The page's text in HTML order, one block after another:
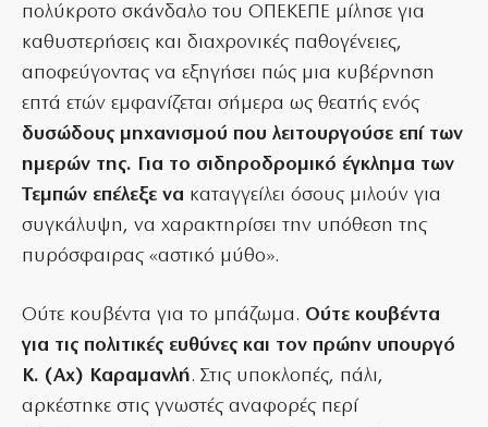
πολύκροτο σκάνδαλο του ΟΠΕΚΕΠΕ μίλησε για
καθυστερήσεις και διαχρονικές παθογένειες,
αποφεύγοντας να εξηγήσει πώς μια κυβέρνηση
επτά ετών εμφανίζεται σήμερα ως θεατής ενός
δυσώδους μηχανισμού που λειτουργούσε επί των
ημερών της. Για το σιδηροδρομικό έγκλημα των
Τεμπών επέλεξε να καταγγείλει όσους μιλούν για
συγκάλυψη, να χαρακτηρίσει την υπόθεση της
πυρόσφαιρας «αστικό μύθο».
Ούτε κουβέντα για το μπάζωμα. Ούτε κουβέντα
για τις πολιτικές ευθύνες και τον πρώην υπουργό
Κ. (Αχ) Καραμανλή. Στις υποκλοπές, πάλι,
αρκέστηκε στις γνωστές αναφορές περί